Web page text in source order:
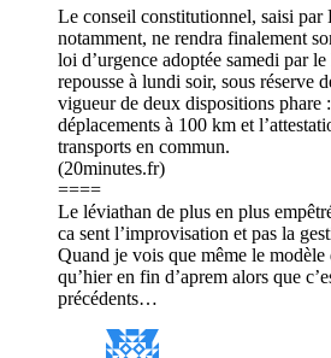
Le conseil constitutionnel, saisi par
notamment, ne rendra finalement
loi d’urgence adoptée samedi par
repousse à lundi soir, sous réserve
vigueur de deux dispositions phare
déplacements à 100 km et
transports en commun.
(20minutes.fr)
====
Le léviathan de plus en plus
ca sent l’improvisation et pas la
Quand je vois que même le modèle
qu’hier en fin d’aprem alors que
précédents…